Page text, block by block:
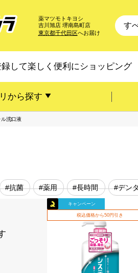
薬マツモトキヨシ
吉川旭店 堺南島町店
東京都千代田区へお届け
して楽しく便利にショッピング
から探す
ル洗口液
#抗菌 #薬用 #長時間 #デン
キャンペーン
税込価格から50円引き